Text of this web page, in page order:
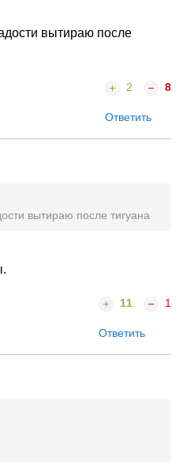
вытираю после
2 8
Ответить
вытираю после тигуана
11 1
Ответить